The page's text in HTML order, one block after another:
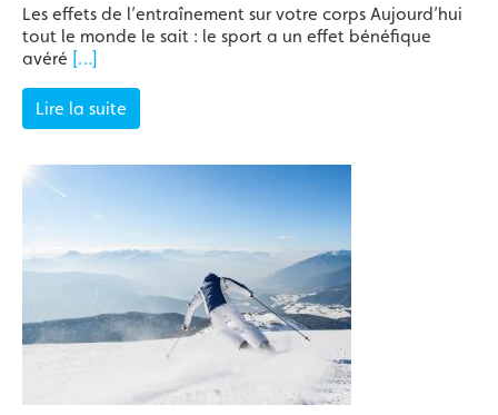
Les effets de l’entraînement sur votre corps Aujourd’hui
tout le monde le sait : le sport a un effet bénéfique
avéré […]
Lire la suite